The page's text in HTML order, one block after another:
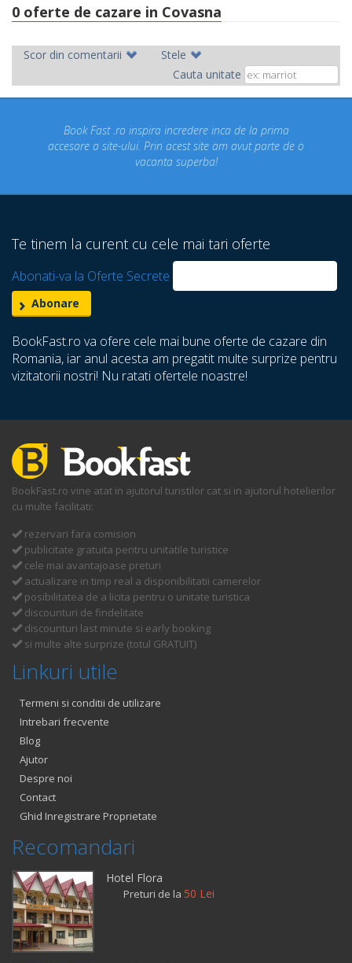
0 oferte de cazare in Covasna
Scor din comentarii
Stele
Cauta unitate
incredere inca de la prima
Prin acest site am avut parte de o
Concediul nostru
un concediu de vis.
Te tinem la curent cu cele mai tari oferte
Abonati-va la Oferte Secrete
BookFast.ro va ofere cele mai bune oferte de cazare din
Romania, iar anul acesta am pregatit multe surprize pentru
vizitatorii nostri! Nu ratati ofertele noastre!
BookFast.ro vine atat in ajutorul turistilor cat si in ajutorul hotelierilor
cu multe facilitati:
rezervari fara comision
publicitate gratuita pentru unitatile turistice
cele mai avantajoase preturi
actualizare in timp real a disponibilitatii camerelor
posibilitatea de a licita pentru o unitate turistica
discounturi de findelitate
discounturi last minute si early booking
si multe alte surprize (totul GRATUIT)
Linkuri utile
Termeni si conditii de utilizare
Intrebari frecvente
Blog
Ajutor
Despre noi
Contact
Ghid Inregistrare Proprietate
Recomandari
Hotel Flora
Preturi de la 50 Lei